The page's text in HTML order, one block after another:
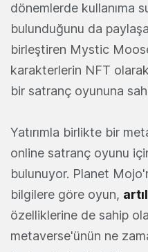
dönemlerde kullanıma
bulunduğunu da
birleştiren Mystic
karakterlerin NFT
bir satranç oyununa
Yatırımla birlikte bir
online satranç oyunu
bulunuyor. Planet
bilgilere göre oyun,
özelliklerine de sahip
metaverse'ünün ne